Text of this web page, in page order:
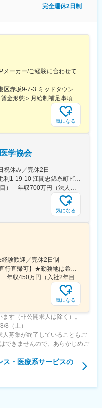
き3～4泊で周辺の医療機関を
現場が求めている使いやす
注入器は世界初で当社が開
尿器のカテーテル等は現在も
の製品を展開しています。業
トロールできるため、裁量を
能です。また、転勤はないた
。
風通しの良い社風です。相談
るため、中途入社の方も馴染
す、製品の研究・開発に携わ
完全週休2日制
メーカー/ご経験に合わせて
気になる
学協会
祝休み／完休2日
気になる
験歓迎／完休2日制
気になる
す（非公開求人は除く）。
8（土）
募集が終了していることもご
できませんので、あらかじめご
ス・医療系サービスの